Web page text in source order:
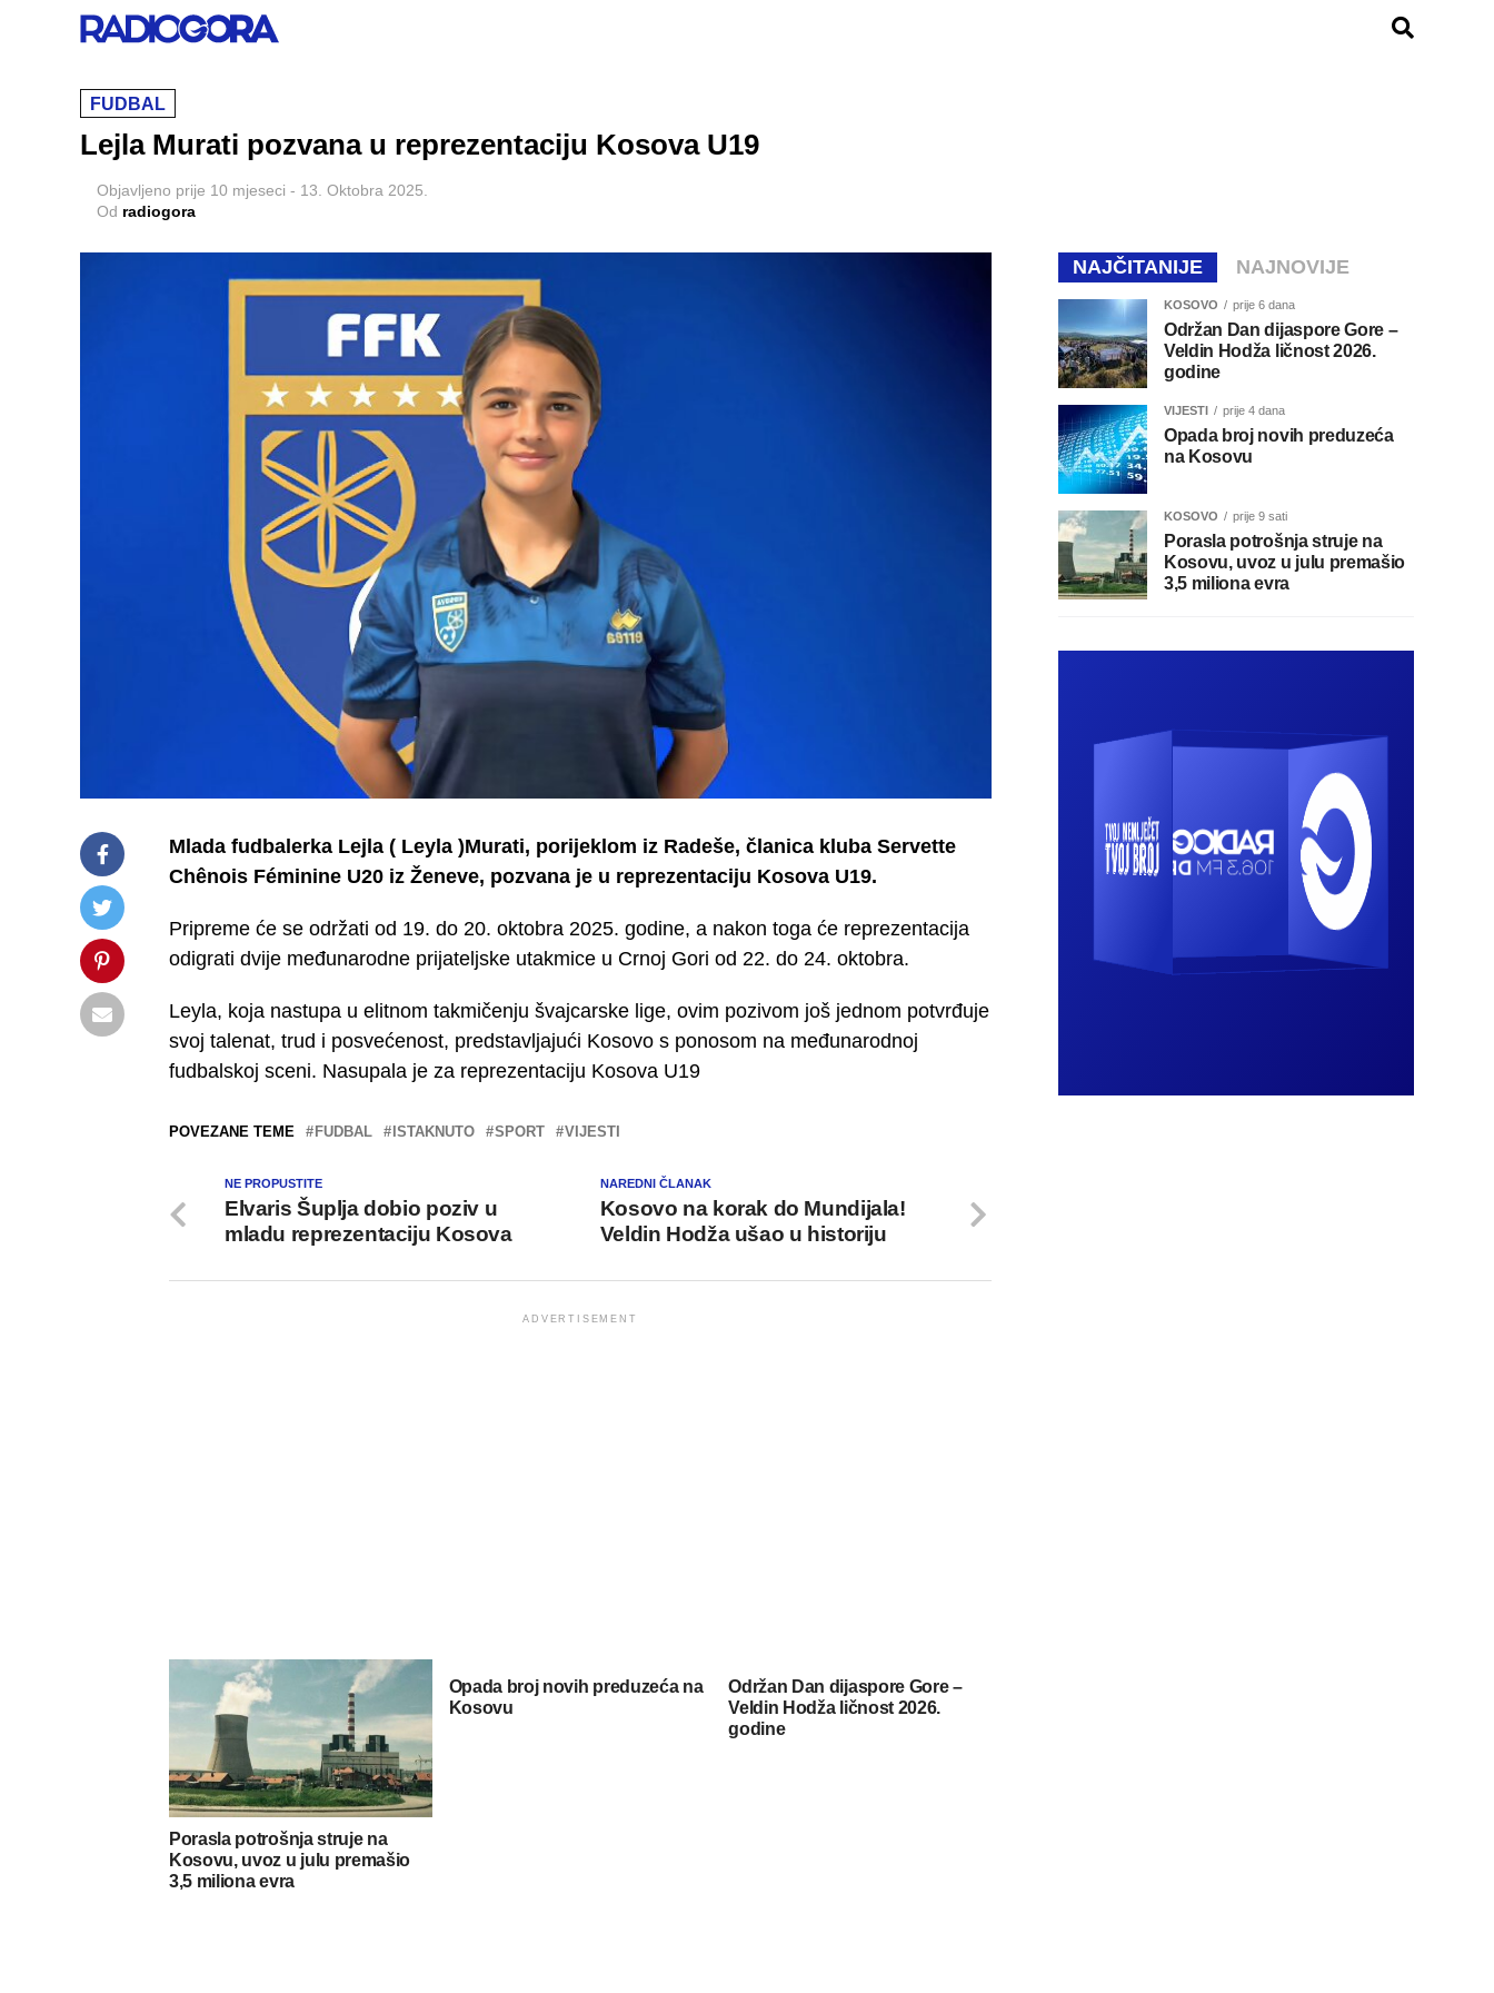
FUDBAL
Lejla Murati pozvana u reprezentaciju Kosova U19
Objavljeno prije 10 mjeseci - 13. Oktobra 2025.
Od radiogora
Mlada fudbalerka Lejla ( Leyla )Murati, porijeklom iz Radeše, članica kluba Servette
Chênois Féminine U20 iz Ženeve, pozvana je u reprezentaciju Kosova U19.
Pripreme će se održati od 19. do 20. oktobra 2025. godine, a nakon toga će reprezentacija
odigrati dvije međunarodne prijateljske utakmice u Crnoj Gori od 22. do 24. oktobra.
Leyla, koja nastupa u elitnom takmičenju švajcarske lige, ovim pozivom još jednom potvrđuje
svoj talenat, trud i posvećenost, predstavljajući Kosovo s ponosom na međunarodnoj
fudbalskoj sceni. Nasupala je za reprezentaciju Kosova U19
POVEZANE TEME FUDBAL ISTAKNUTO SPORT VIJESTI
NAREDNI ČLANAK
Kosovo na korak do Mundijala!
Veldin Hodža ušao u historiju
NE PROPUSTITE
Elvaris Šuplja dobio poziv u
mladu reprezentaciju Kosova
ADVERTISEMENT
Porasla potrošnja struje na
Kosovu, uvoz u julu premašio
3,5 miliona evra
Opada broj novih preduzeća na
Kosovu
Održan Dan dijaspore Gore –
Veldin Hodža ličnost 2026.
godine
NAJČITANIJE NAJNOVIJE
KOSOVO prije 6 dana
Održan Dan dijaspore Gore –
Veldin Hodža ličnost 2026.
godine
VIJESTI prije 4 dana
Opada broj novih preduzeća
na Kosovu
KOSOVO prije 9 sati
Porasla potrošnja struje na
Kosovu, uvoz u julu premašio
3,5 miliona evra